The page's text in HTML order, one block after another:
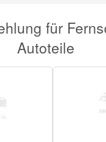
für
Autoteile